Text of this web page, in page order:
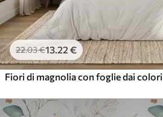
22.03€13 .22 €